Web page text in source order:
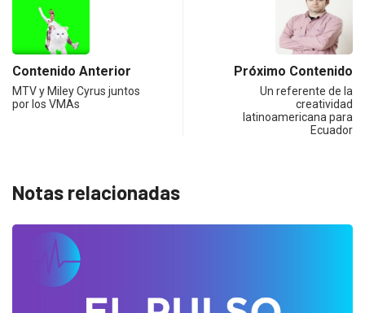
Contenido Anterior
MTV y Miley Cyrus juntos
por los VMAs
Próximo Contenido
Un referente de la
creatividad
latinoamericana para
Ecuador
Notas relacionadas